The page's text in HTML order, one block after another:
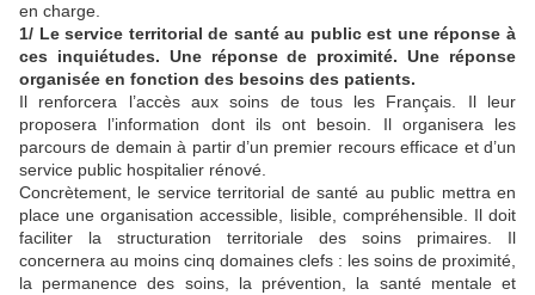
en charge.
1/ Le service territorial de santé au public est une réponse à
ces inquiétudes. Une réponse de proximité. Une réponse
organisée en fonction des besoins des patients.
Il renforcera l’accès aux soins de tous les Français. Il leur
proposera l’information dont ils ont besoin. Il organisera les
parcours de demain à partir d’un premier recours efficace et d’un
service public hospitalier rénové.
Concrètement, le service territorial de santé au public mettra en
place une organisation accessible, lisible, compréhensible. Il doit
faciliter la structuration territoriale des soins primaires. Il
concernera au moins cinq domaines clefs : les soins de proximité,
la permanence des soins, la prévention, la santé mentale et